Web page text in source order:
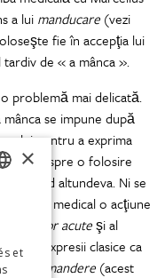
a lui manducare (vezi
fie în accepţia lui
de « a mânca ».
problemă mai delicată.
mânca se impune după
pentru a exprima
despre o folosire
neapărând altundeva. Ni se
tratat medical o acţiune
Bolilor acuteşi al
şi expresii clasice ca
mandere (acest
×
et